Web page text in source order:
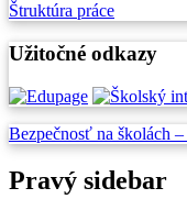
Štruktúra práce
Užitočné odkazy
Bezpečnosť na školách –
Pravý sidebar